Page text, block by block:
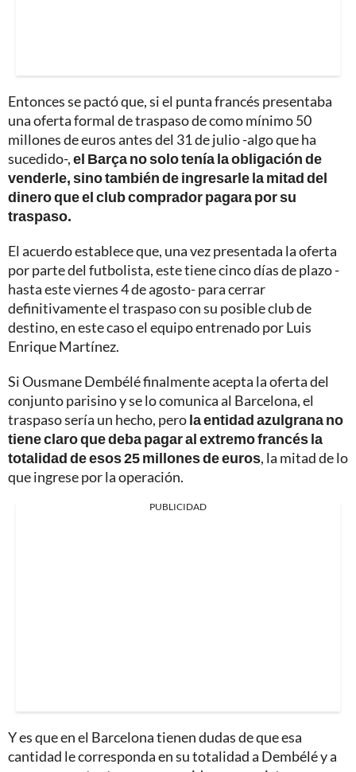
Entonces se pactó que, si el punta francés presentaba
una oferta formal de traspaso de como mínimo 50
millones de euros antes del 31 de julio -algo que ha
sucedido-,el Barça no solo tenía la obligación de
venderle, sino también de ingresarle la mitad del
dinero que el club comprador pagara por su
traspaso.
El acuerdo establece que, una vez presentada la oferta
por parte del futbolista, este tiene cinco días de plazo -
hasta este viernes 4 de agosto- para cerrar
definitivamente el traspaso con su posible club de
destino, en este caso el equipo entrenado por Luis
Enrique Martínez.
Si Ousmane Dembélé finalmente acepta la oferta del
conjunto parisino y se lo comunica al Barcelona, el
traspaso sería un hecho, perola entidad azulgrana no
tiene claro que deba pagar al extremo francés la
totalidad de esos 25 millones de euros, la mitad de lo
que ingrese por la operación.
PUBLICIDAD
Y es que en el Barcelona tienen dudas de que esa
cantidad le corresponda en su totalidad a Dembélé y a